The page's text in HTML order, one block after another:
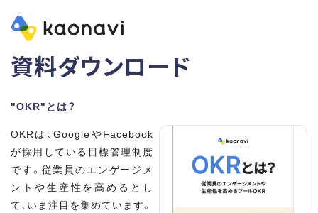
資料ダウンロード
"OKR"とは？
OKRは、GoogleやFacebook
が採用している目標管理制度
です。従業員のエンゲージメ
ントや生産性を高めるとし
て、いま注目を集めています。